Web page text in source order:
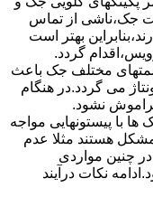
جک،ناشی از تماس
بهتر است
گردد.
مختلف جک باعث
می گردد.در هنگام
نشود.
با پیستونهایی مواجه
هستند مثلا عدم
چنین مواردی
نکات درآیند